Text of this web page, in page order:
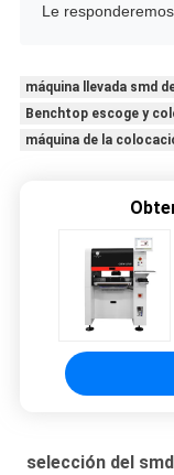
Le
máquina llevada smd
Benchtop escoge y
máquina de la
selección del